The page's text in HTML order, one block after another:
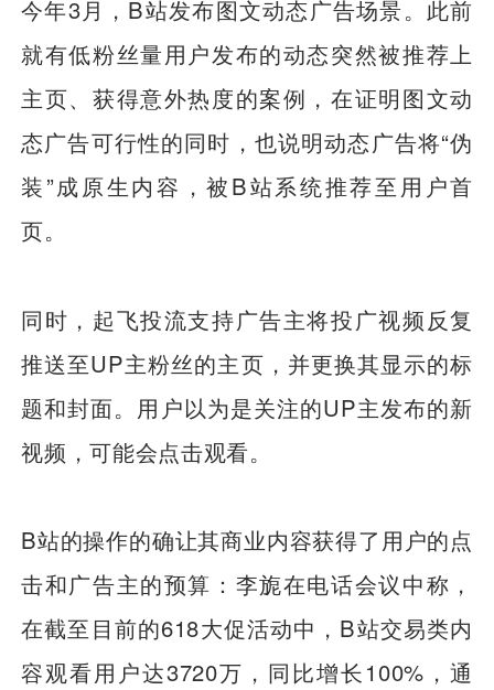
今年3月，B站发布图文动态广告场景。此前
就有低粉丝量用户发布的动态突然被推荐上
主页、获得意外热度的案例，在证明图文动
态广告可行性的同时，也说明动态广告将“伪
装”成原生内容，被B站系统推荐至用户首
页。
同时，起飞投流支持广告主将投广视频反复
推送至UP主粉丝的主页，并更换其显示的标
题和封面。用户以为是关注的UP主发布的新
视频，可能会点击观看。
B站的操作的确让其商业内容获得了用户的点
击和广告主的预算：李旎在电话会议中称，
在截至目前的618大促活动中，B站交易类内
容观看用户达3720万，同比增长100%，通